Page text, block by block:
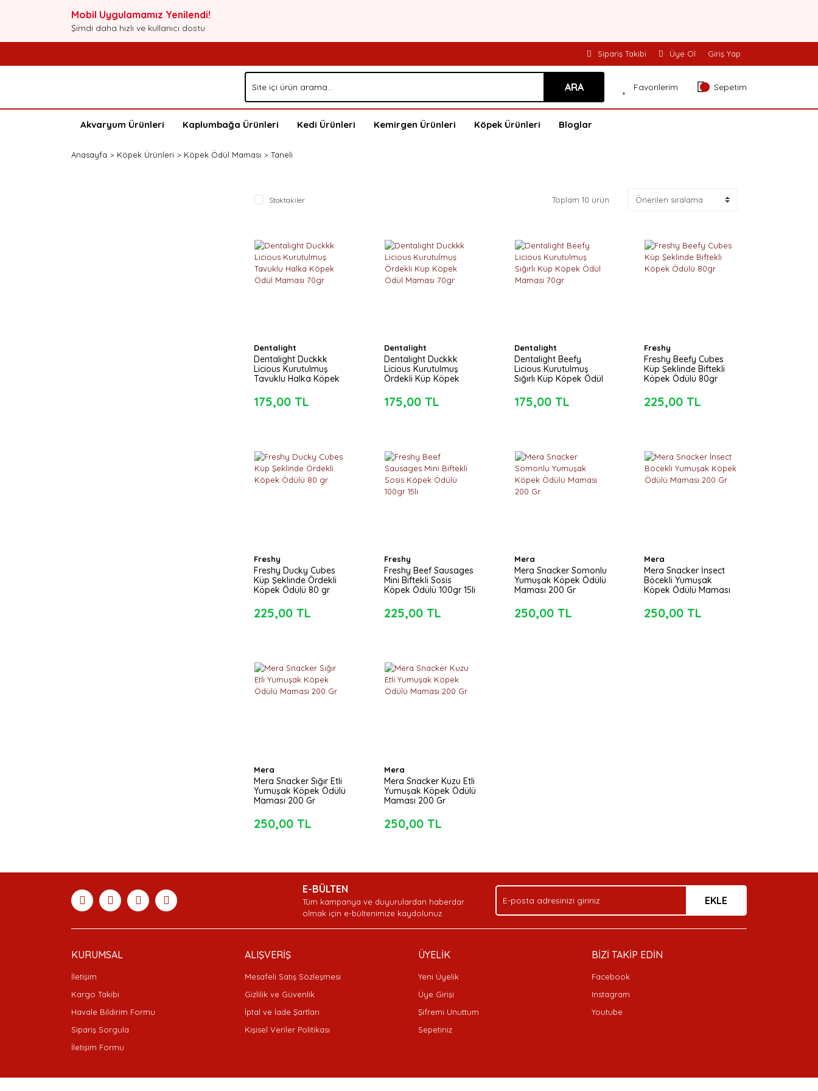
Mobil Uygulamamız Yenilendi!
Şimdi daha hızlı ve kullanıcı dostu
Sipariş Takibi Üye Ol Giriş Yap
ARA Favorilerim Sepetim
Akvaryum Ürünleri Kaplumbağa Ürünleri Kedi Ürünleri Kemirgen Ürünleri Köpek Ürünleri Bloglar
Anasayfa Köpek Ürünleri Köpek Ödül Maması Taneli
Stoktakiler Toplam 10 ürün
Dentalight
Dentalight Duckkk
Licious Kurutulmuş
Tavuklu Halka Köpek
175,00 TL
Dentalight
Dentalight Duckkk
Licious Kurutulmuş
Ördekli Küp Köpek
175,00 TL
Dentalight
Dentalight Beefy
Licious Kurutulmuş
Sığırlı Küp Köpek Ödül
175,00 TL
Freshy
Freshy Beefy Cubes
Küp Şeklinde Biftekli
Köpek Ödülü 80gr
225,00 TL
Freshy
Freshy Ducky Cubes
Küp Şeklinde Ördekli
Köpek Ödülü 80 gr
225,00 TL
Freshy
Freshy Beef Sausages
Mini Biftekli Sosis
Köpek Ödülü 100gr 15li
225,00 TL
Mera
Mera Snacker Somonlu
Yumuşak Köpek Ödülü
Maması 200 Gr
250,00 TL
Mera
Mera Snacker İnsect
Böcekli Yumuşak
Köpek Ödülü Maması
250,00 TL
Mera
Mera Snacker Sığır Etli
Yumuşak Köpek Ödülü
Maması 200 Gr
250,00 TL
Mera
Mera Snacker Kuzu Etli
Yumuşak Köpek Ödülü
Maması 200 Gr
250,00 TL
E-BÜLTEN
Tüm kampanya ve duyurulardan haberdar
olmak için e-bültenimize kaydolunuz.
EKLE
KURUMSAL
İletişim
Kargo Takibi
Havale Bildirim Formu
Sipariş Sorgula
İletişim Formu
ALIŞVERİŞ
Mesafeli Satış Sözleşmesi
Gizlilik ve Güvenlik
İptal ve İade Şartları
Kişisel Veriler Politikası
ÜYELİK
Yeni Üyelik
Üye Girişi
Şifremi Unuttum
Sepetiniz
BİZİ TAKİP EDİN
Facebook
Instagram
Youtube